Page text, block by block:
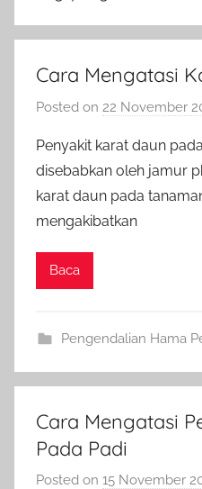
Cara Mengatasi
Posted on 22 November
Penyakit karat daun
disebabkan oleh jamur
karat daun pada
mengakibatkan
Baca
Pengendalian Hama
Cara Mengatasi
Pada Padi
Posted on 15 November